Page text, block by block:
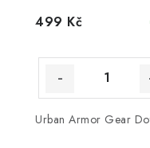
499 Kč
Urban Armor Gear